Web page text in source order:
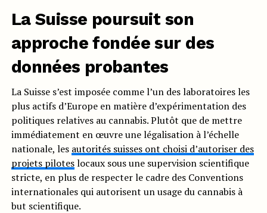
La Suisse poursuit son
approche fondée sur des
données probantes
La Suisse s’est imposée comme l’un des laboratoires les
plus actifs d’Europe en matière d’expérimentation des
politiques relatives au cannabis. Plutôt que de mettre
immédiatement en œuvre une légalisation à l’échelle
nationale, les autorités suisses ont choisi d’autoriser des
projets piloteslocaux sous une supervision scientifique
stricte, en plus de respecter le cadre des Conventions
internationales qui autorisent un usage du cannabis à
but scientifique.